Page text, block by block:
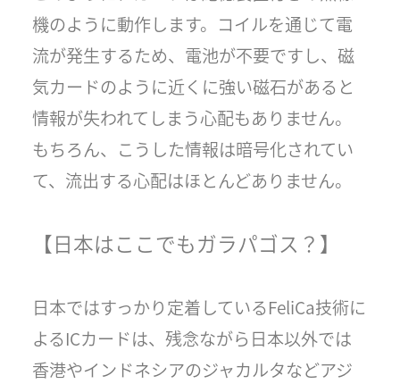
機のように動作します。コイルを通じて電
流が発生するため、電池が不要ですし、磁
気カードのように近くに強い磁石があると
情報が失われてしまう心配もありません。
もちろん、こうした情報は暗号化されてい
て、流出する心配はほとんどありません。
【日本はここでもガラパゴス？】
日本ではすっかり定着しているFeliCa技術に
よるICカードは、残念ながら日本以外では
香港やインドネシアのジャカルタなどアジ